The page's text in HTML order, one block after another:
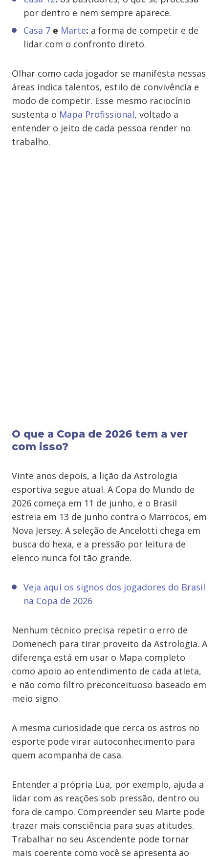
por dentro e nem sempre aparece.
Casa 7 e Marte: a forma de competir e de
lidar com o confronto direto.
Olhar como cada jogador se manifesta nessas
áreas indica talentos, estilo de convivência e
modo de competir. Esse mesmo raciocínio
sustenta o Mapa Profissional, voltado a
entender o jeito de cada pessoa render no
trabalho.
O que a Copa de 2026 tem a ver
com isso?
Vinte anos depois, a lição da Astrologia
esportiva segue atual. A Copa do Mundo de
2026 começa em 11 de junho, e o Brasil
estreia em 13 de junho contra o Marrocos, em
Nova Jersey. A seleção de Ancelotti chega em
busca do hexa, e a pressão por leitura de
elenco nunca foi tão grande.
Veja aqui os signos dos jogadores do Brasil
na Copa de 2026
Nenhum técnico precisa repetir o erro de
Domenech para tirar proveito da Astrologia. A
diferença está em usar o Mapa completo
como apoio ao entendimento de cada atleta,
e não como filtro preconceituoso baseado em
meio signo.
A mesma curiosidade que cerca os astros no
esporte pode virar autoconhecimento para
quem acompanha de casa.
Entender a própria Lua, por exemplo, ajuda a
lidar com as reações sob pressão, dentro ou
fora de campo. Compreender seu Marte pode
trazer mais consciência para suas atitudes.
Trabalhar no seu Ascendente pode tornar
mais coerente como você se apresenta ao